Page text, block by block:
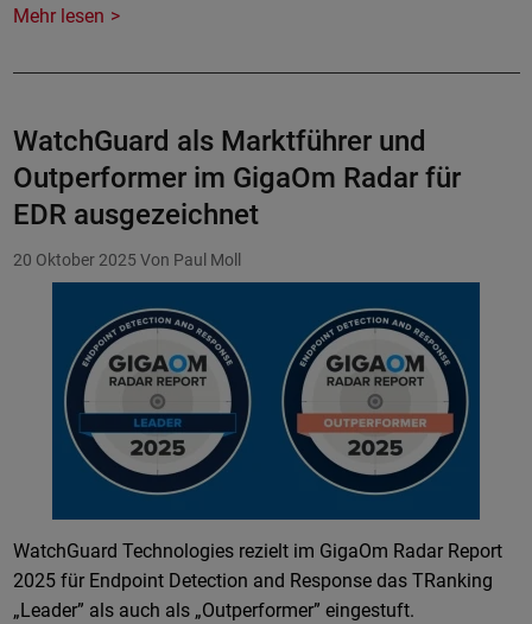
Mehr lesen
WatchGuard als Marktführer und
Outperformer im GigaOm Radar für
EDR ausgezeichnet
20 Oktober 2025 Von Paul Moll
WatchGuard Technologies rezielt im GigaOm Radar Report
2025 für Endpoint Detection and Response das TRanking
„Leader” als auch als „Outperformer” eingestuft.